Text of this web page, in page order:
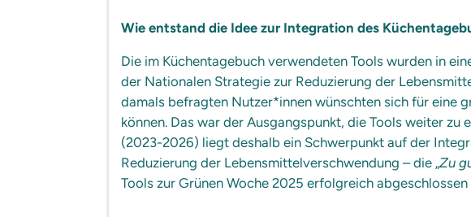
Wie entstand die Idee zur Integration des
Die im Küchentagebuch verwendeten Tools wurden in
der Nationalen Strategie zur Reduzierung der
damals befragten Nutzer*innen wünschten sich für eine
können. Das war der Ausgangspunkt, die Tools weiter
(2023-2026) liegt deshalb ein Schwerpunkt auf der
Reduzierung der Lebensmittelverschwendung – die „Zu
Tools zur Grünen Woche 2025 erfolgreich